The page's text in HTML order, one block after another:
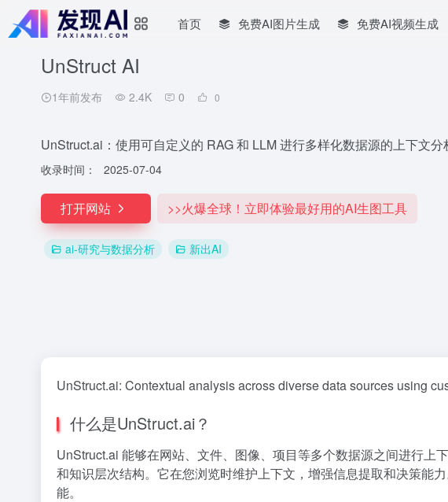
首页 免费AI图片生成 免费AI视频生成
UnStruct AI
1年前发布 2.4K 0 0
UnStruct.ai：使用可自定义的 RAG 和 LLM 进行多样化数据源的上下文分
收录时间： 2025-07-04
打开网站 >>火爆全球！立即体验最好用的AI生图工具
ai-研究与数据分析 新出AI
UnStruct.ai: Contextual analysis across diverse data sources using
什么是UnStruct.ai？
UnStruct.ai 能够在网站、文件、图像、项目等多个数据源之间进行上
和知识层次结构。它在您浏览时维护上下文，增强信息提取和决策能
能。